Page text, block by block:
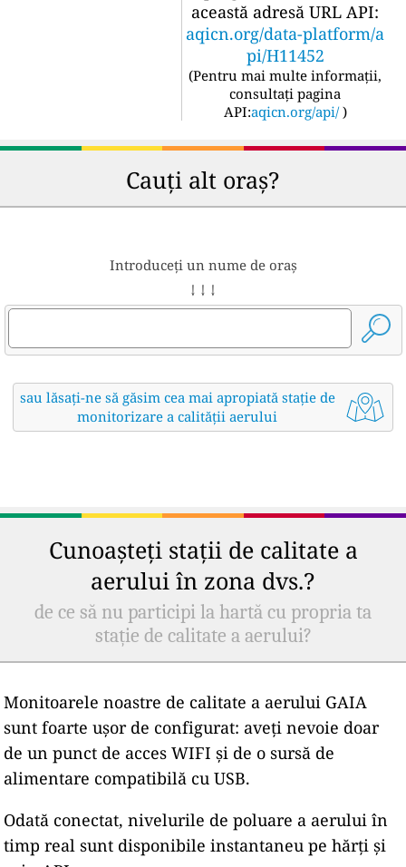
această adresă URL API:
aqicn.org/data-platform/a
pi/H11452
(Pentru mai multe informații,
consultați pagina
API:aqicn.org/api/ )
Cauți alt oraș?
Introduceți un nume de oraș
↓ ↓ ↓
sau lăsați-ne să găsim cea mai apropiată stație de
monitorizare a calității aerului
Cunoașteți stații de calitate a
aerului în zona dvs.?
de ce să nu participi la hartă cu propria ta
stație de calitate a aerului?
Monitoarele noastre de calitate a aerului GAIA
sunt foarte ușor de configurat: aveți nevoie doar
de un punct de acces WIFI și de o sursă de
alimentare compatibilă cu USB.
Odată conectat, nivelurile de poluare a aerului în
timp real sunt disponibile instantaneu pe hărți și